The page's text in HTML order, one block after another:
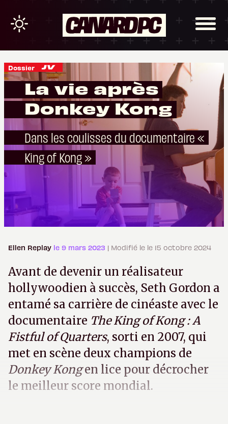
Dossier
La vie après
Donkey Kong
Dans les coulisses du documentaire «
King of Kong »
Ellen Replay le 9 mars 2023 | Modifié le le 15 octobre 2024
Avant de devenir un réalisateur
hollywoodien à succès, Seth Gordon a
entamé sa carrière de cinéaste avec le
documentaire The King of Kong : A
Fistful of Quarters, sorti en 2007, qui
met en scène deux champions de
Donkey Kongen lice pour décrocher
le meilleur score mondial.